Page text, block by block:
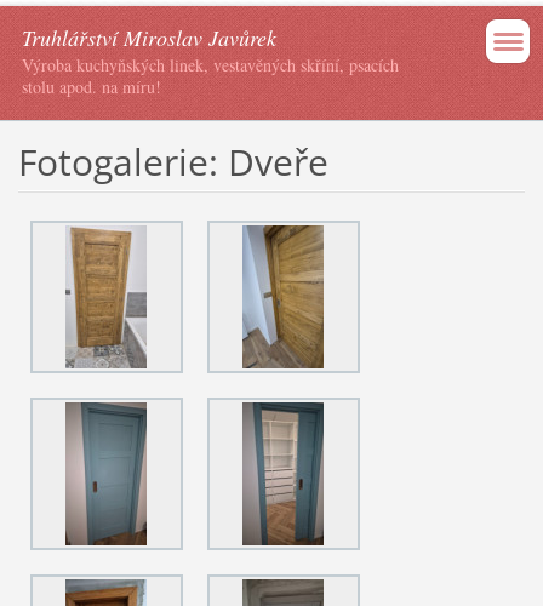
Truhlářství Miroslav Javůrek
Výroba kuchyňských linek, vestavěných skříní, psacích
stolu apod. na míru!
Fotogalerie: Dveře